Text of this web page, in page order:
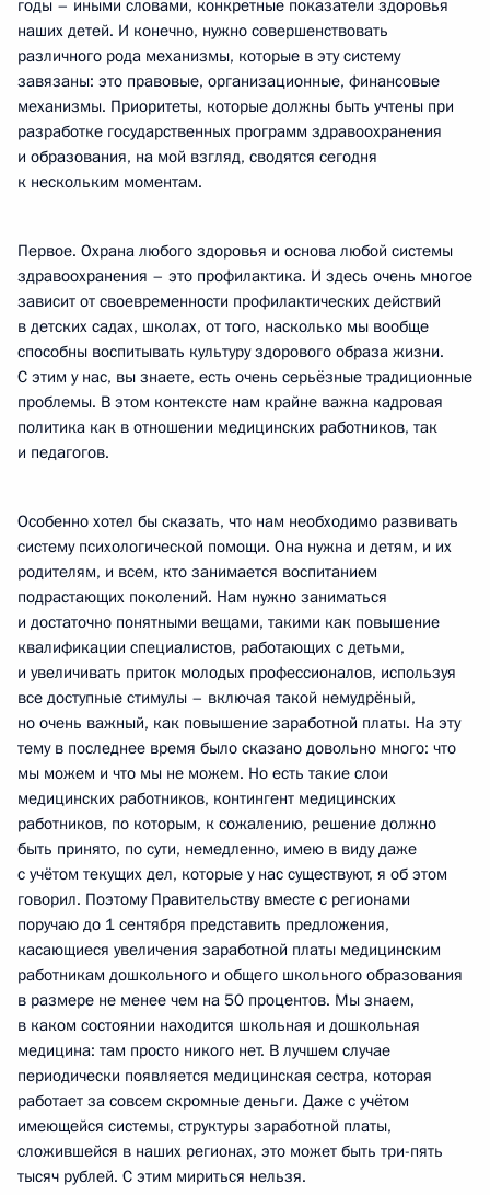
годы – иными словами, конкретные показатели здоровья
наших детей. И конечно, нужно совершенствовать
различного рода механизмы, которые в эту систему
завязаны: это правовые, организационные, финансовые
механизмы. Приоритеты, которые должны быть учтены при
разработке государственных программ здравоохранения
и образования, на мой взгляд, сводятся сегодня
к нескольким моментам.
Первое. Охрана любого здоровья и основа любой системы
здравоохранения – это профилактика. И здесь очень многое
зависит от своевременности профилактических действий
в детских садах, школах, от того, насколько мы вообще
способны воспитывать культуру здорового образа жизни.
С этим у нас, вы знаете, есть очень серьёзные традиционные
проблемы. В этом контексте нам крайне важна кадровая
политика как в отношении медицинских работников, так
и педагогов.
Особенно хотел бы сказать, что нам необходимо развивать
систему психологической помощи. Она нужна и детям, и их
родителям, и всем, кто занимается воспитанием
подрастающих поколений. Нам нужно заниматься
и достаточно понятными вещами, такими как повышение
квалификации специалистов, работающих с детьми,
и увеличивать приток молодых профессионалов, используя
все доступные стимулы – включая такой немудрёный,
но очень важный, как повышение заработной платы. На эту
тему в последнее время было сказано довольно много: что
мы можем и что мы не можем. Но есть такие слои
медицинских работников, контингент медицинских
работников, по которым, к сожалению, решение должно
быть принято, по сути, немедленно, имею в виду даже
с учётом текущих дел, которые у нас существуют, я об этом
говорил. Поэтому Правительству вместе с регионами
поручаю до 1 сентября представить предложения,
касающиеся увеличения заработной платы медицинским
работникам дошкольного и общего школьного образования
в размере не менее чем на 50 процентов. Мы знаем,
в каком состоянии находится школьная и дошкольная
медицина: там просто никого нет. В лучшем случае
периодически появляется медицинская сестра, которая
работает за совсем скромные деньги. Даже с учётом
имеющейся системы, структуры заработной платы,
сложившейся в наших регионах, это может быть три-пять
тысяч рублей. С этим мириться нельзя.